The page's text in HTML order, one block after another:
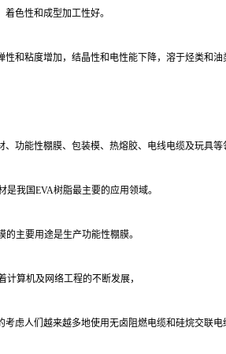
色性和成型加工性好。
性和粘度增加，结晶性和电性能下降，溶于烃类和油
、功能性棚膜、包装模、热熔胶、电线电缆及玩具等
是我国EVA树脂最主要的应用领域。
的主要用途是生产功能性棚膜。
计算机及网络工程的不断发展，
考虑人们越来越多地使用无卤阻燃电缆和硅烷交联电